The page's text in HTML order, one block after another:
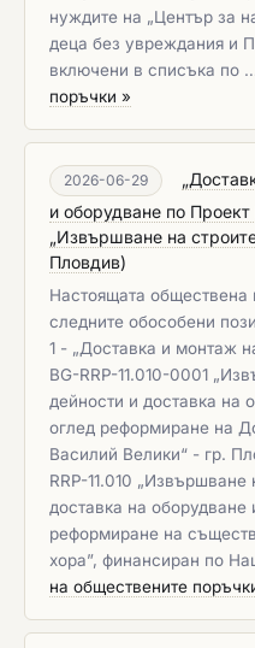
нуждите на „Център за
деца без увреждания и
включени в списъка по
поръчки »
2026-06-29
и оборудване по
„Извършване на
Пловдив)
Настоящата обществена
следните обособени
1 - „Доставка и монтаж
BG-RRP-11.010-0001
дейности и доставка на
оглед реформиране на
Василий Велики“ - гр.
RRP-11.010
доставка на
реформиране на
хора”, финансиран по
на обществените